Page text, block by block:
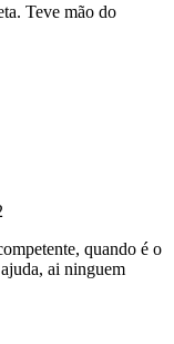
Teve mão do
quando é o
ai ninguem